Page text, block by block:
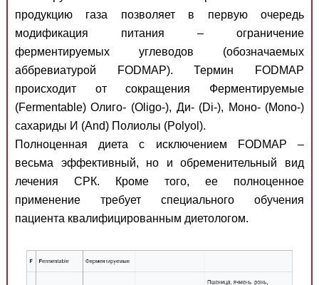
продукцию газа позволяет в первую очередь
модификация питания – ограничение
ферментируемых углеводов (обозначаемых
аббревиатурой FODMAP). Термин FODMAP
происходит от сокращения Ферментируемые
(Fermentable) Олиго- (Oligo-), Ди- (Di-), Моно- (Mono-)
сахариды И (And) Полиолы (Polyol).
Полноценная диета с исключением FODMAP –
весьма эффективный, но и обременительный вид
лечения СРК. Кроме того, ее полноценное
применение требует специального обучения
пациента квалифицированным диетологом.